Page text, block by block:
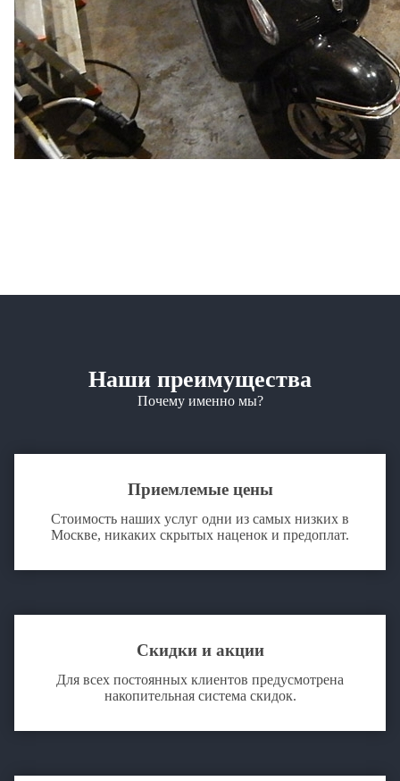
Наши преимущества
Почему именно мы?
Приемлемые цены
Стоимость наших услуг одни из самых низких в
Москве, никаких скрытых наценок и предоплат.
Скидки и акции
Для всех постоянных клиентов предусмотрена
накопительная система скидок.